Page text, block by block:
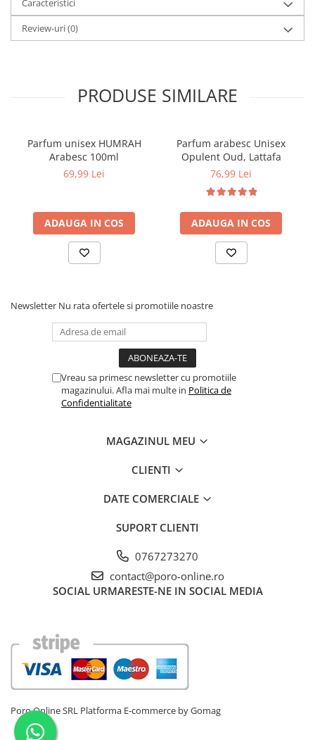
Caracteristici
Review-uri(0)
PRODUSE SIMILARE
Parfum unisex HUMRAH
Arabesc 100ml
69,99 Lei
ADAUGA IN COS
Parfum arabesc Unisex
Opulent Oud, Lattafa
76,99 Lei
ADAUGA IN COS
Newsletter Nu rata ofertele si promotiile noastre
Vreau sa primesc newsletter cu promotiile
magazinului. Afla mai multe in Politica de
Confidentialitate
MAGAZINUL MEU
CLIENTI
DATE COMERCIALE
SUPORT CLIENTI
0767273270
contact@poro-online.ro
SOCIAL URMARESTE-NE IN SOCIAL MEDIA
Poro Online SRL Platforma E-commerce by Gomag